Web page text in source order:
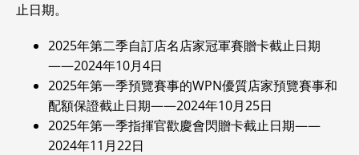
止日期。
2025年第二季自訂店名店家冠軍賽贈卡截止日期
——2024年10月4日
2025年第一季預覽賽事的WPN優質店家預覽賽事和
配額保證截止日期——2024年10月25日
2025年第一季指揮官歡慶會閃贈卡截止日期——
2024年11月22日